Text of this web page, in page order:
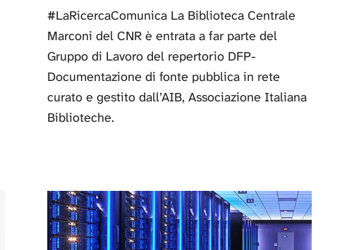
#LaRicercaComunica La Biblioteca Centrale
Marconi del CNR è entrata a far parte del
Gruppo di Lavoro del repertorio DFP-
Documentazione di fonte pubblica in rete
curato e gestito dall’AIB, Associazione Italiana
Biblioteche.